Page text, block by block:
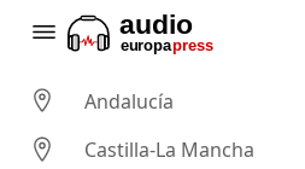
Andalucía
Castilla-La Mancha